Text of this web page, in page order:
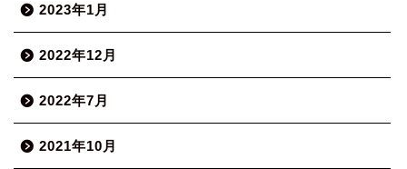
2023年1月
2022年12月
2022年7月
2021年10月